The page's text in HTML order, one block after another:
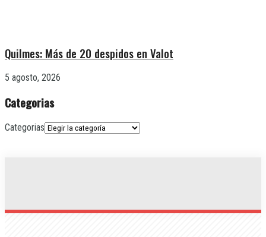
Quilmes: Más de 20 despidos en Valot
5 agosto, 2026
Categorias
Categorias